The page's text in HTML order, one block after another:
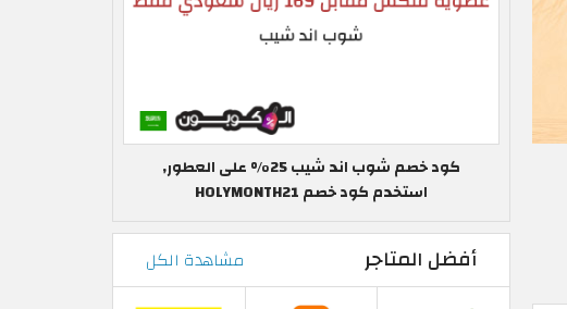
كود خصم شوب اند شيب 25% على العطور,
استخدم كود خصم HOLYMONTH21
أفضل المتاجر مشاهدة الكل